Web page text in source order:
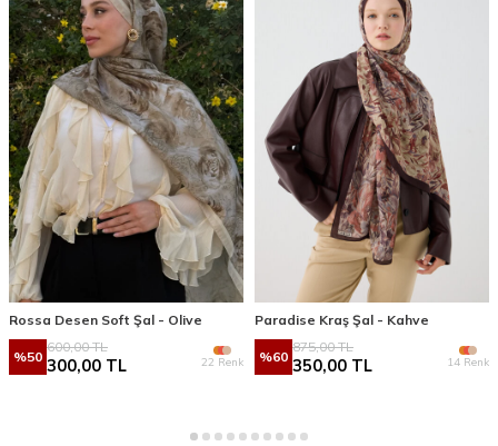
Rossa Desen Soft Şal - Olive
%50
600,00TL
300,00 TL 22 Renk
Paradise Kraş Şal - Kahve
%60
875,00TL
350,00 TL 14 Renk